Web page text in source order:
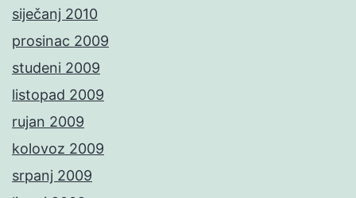
siječanj 2010
prosinac 2009
studeni 2009
listopad 2009
rujan 2009
kolovoz 2009
srpanj 2009